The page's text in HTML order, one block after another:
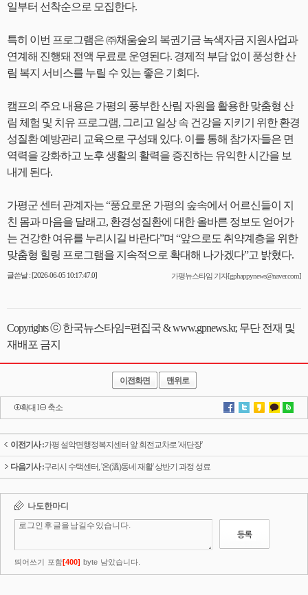
일부터 선착순으로 모집한다.
특히 이번 프로그램은 ㈜채움숲의 복권기금 녹색자금 지원사업과
연계해 진행돼 전액 무료로 운영된다. 경제적 부담 없이 풍성한 산
림 복지 서비스를 누릴 수 있는 좋은 기회다.
캠프의 주요 내용은 가평의 풍부한 산림 자원을 활용한 맞춤형 산
림 체험 및 치유 프로그램, 그리고 일상 속 건강을 지키기 위한 환경
성질환 예방관리 교육으로 구성돼 있다. 이를 통해 참가자들은 면
역력을 강화하고 노후 생활의 활력을 증진하는 유익한 시간을 보
내게 된다.
가평군 센터 관계자는 “풍요로운 가평의 숲속에서 어르신들이 지
친 몸과 마음을 달래고, 환경성질환에 대한 올바른 정보도 얻어가
는 건강한 여유를 누리시길 바란다”며 “앞으로도 취약계층을 위한
맞춤형 힐링 프로그램을 지속적으로 확대해 나가겠다”고 밝혔다.
글쓴날 : [2026-06-05 10:17:47.0] 가평뉴스타임 기자[gphappynews@naver.com]
Copyrights ⓒ 한국뉴스타임=편집국 & www.gpnews.kr, 무단 전재 및
재배포 금지
이전화면 맨위로
확대 l 축소
이전기사 :가평 설악면행정복지센터 앞 회전교차로 '새단장'
다음기사 :구리시 수택센터, '온(溫)동네 재활' 상반기 과정 성료